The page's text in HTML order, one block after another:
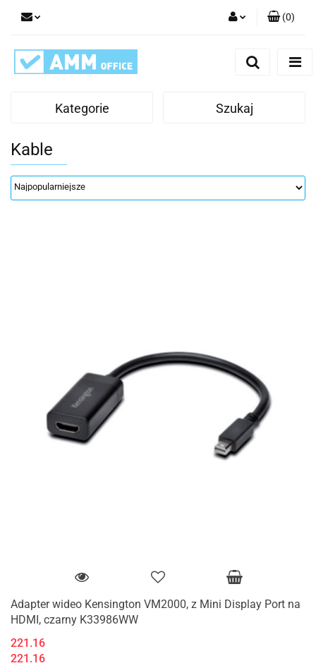
(0)
Kategorie Szukaj
Kable
Adapter wideo Kensington VM2000, z Mini Display Port na
HDMI, czarny K33986WW
221.16
221.16